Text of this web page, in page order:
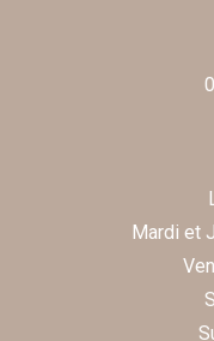
Mardi et